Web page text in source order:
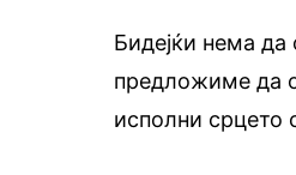
Бидејќи нема
предложиме да
исполни срцето